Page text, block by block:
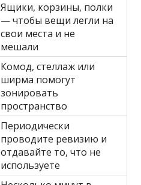
Ящики, корзины, полки
— чтобы вещи легли на
свои места и не
мешали
Комод, стеллаж или
ширма помогут
зонировать
пространство
Периодически
проводите ревизию и
отдавайте то, что не
используете